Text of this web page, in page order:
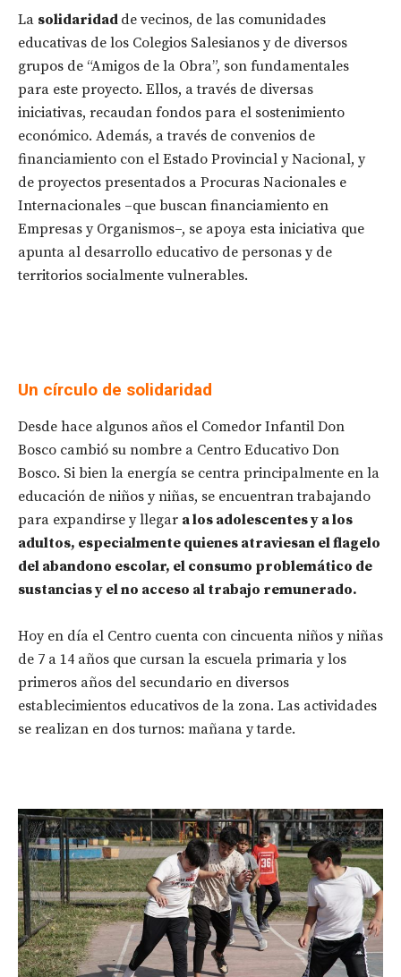
La solidaridad de vecinos, de las comunidades
educativas de los Colegios Salesianos y de diversos
grupos de “Amigos de la Obra”, son fundamentales
para este proyecto. Ellos, a través de diversas
iniciativas, recaudan fondos para el sostenimiento
económico. Además, a través de convenios de
financiamiento con el Estado Provincial y Nacional, y
de proyectos presentados a Procuras Nacionales e
Internacionales –que buscan financiamiento en
Empresas y Organismos–, se apoya esta iniciativa que
apunta al desarrollo educativo de personas y de
territorios socialmente vulnerables.
Un círculo de solidaridad
Desde hace algunos años el Comedor Infantil Don
Bosco cambió su nombre a Centro Educativo Don
Bosco. Si bien la energía se centra principalmente en la
educación de niños y niñas, se encuentran trabajando
para expandirse y llegar a los adolescentes y a los
adultos, especialmente quienes atraviesan el flagelo
del abandono escolar, el consumo problemático de
sustancias y el no acceso al trabajo remunerado.
Hoy en día el Centro cuenta con cincuenta niños y niñas
de 7 a 14 años que cursan la escuela primaria y los
primeros años del secundario en diversos
establecimientos educativos de la zona. Las actividades
se realizan en dos turnos: mañana y tarde.